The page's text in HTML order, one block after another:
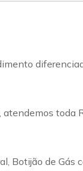
toda
Botijão de